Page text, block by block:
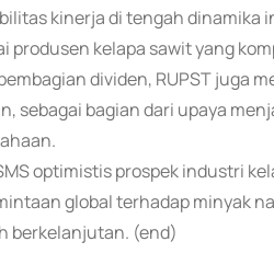
kinerja di tengah dinamika
produsen kelapa sawit yang
dividen, RUPST juga
sebagai bagian dari upaya
optimistis prospek industri
global terhadap minyak
berkelanjutan. (end)